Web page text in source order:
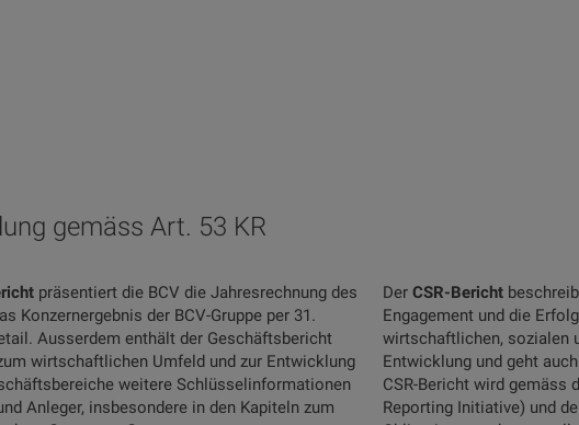
gemäss Art. 53 KR
präsentiert die BCV die Jahresrechnung des
Konzernergebnis der BCV-Gruppe per 31.
Ausserdem enthält der Geschäftsbericht
wirtschaftlichen Umfeld und zur Entwicklung
weitere Schlüsselinformationen
Anleger, insbesondere in den Kapiteln zum
Der CSR-Bericht
Engagement und die
wirtschaftlichen, sozialen
Entwicklung und geht
CSR-Bericht wird gemäss
Reporting Initiative) und